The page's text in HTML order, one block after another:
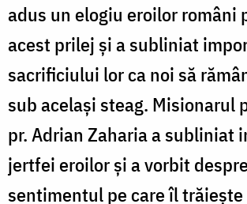
adus un elogiu eroilor români
acest prilej și a subliniat
sacrificiului lor ca noi să
sub același steag. Misionarul
pr. Adrian Zaharia a subliniat
jertfei eroilor și a vorbit
sentimentul pe care îl